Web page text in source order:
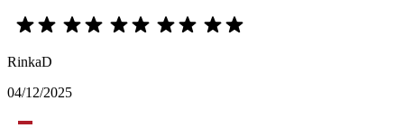
RinkaD
04/12/2025